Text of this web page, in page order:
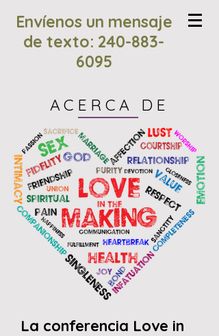
Envíenos un mensaje
de texto: 240-883-
6095
ACERCA DE
La conferencia Love in